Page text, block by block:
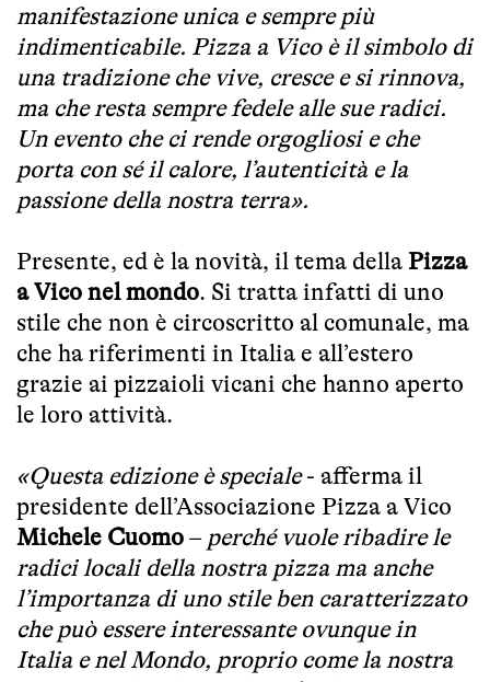
manifestazione unica e sempre più
indimenticabile. Pizza a Vico è il simbolo di
una tradizione che vive, cresce e si rinnova,
ma che resta sempre fedele alle sue radici.
Un evento che ci rende orgogliosi e che
porta con sé il calore, l’autenticità e la
passione della nostra terra».
Presente, ed è la novità, il tema della Pizza
a Vico nel mondo. Si tratta infatti di uno
stile che non è circoscritto al comunale, ma
che ha riferimenti in Italia e all’estero
grazie ai pizzaioli vicani che hanno aperto
le loro attività.
«Questa edizione è speciale- afferma il
presidente dell’Associazione Pizza a Vico
Michele Cuomo – perché vuole ribadire le
radici locali della nostra pizza ma anche
l’importanza di uno stile ben caratterizzato
che può essere interessante ovunque in
Italia e nel Mondo, proprio come la nostra